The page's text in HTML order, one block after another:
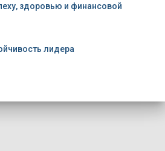
здоровью и финансовой
лидера